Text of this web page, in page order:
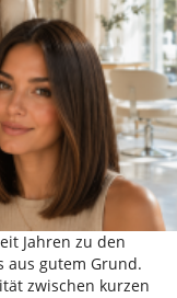
Jahren zu den
aus gutem Grund.
zwischen kurzen